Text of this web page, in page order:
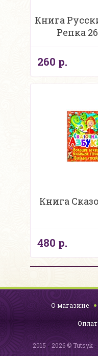
Книга
Репка
260 р.
Книга
480 р.
О магазине
2015 - 2026 ©